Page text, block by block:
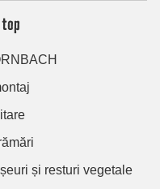
și resturi vegetale